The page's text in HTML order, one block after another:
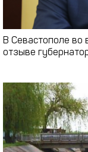
В Севастополе во
отзыве